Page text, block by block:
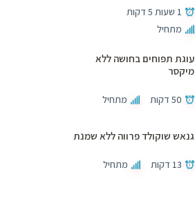
1 שעות 5 דקות
מתחיל
עוגת תפוחים בחושה ללא
מיקסר
50 דקות מתחיל
גנאש שוקולד פרווה ללא שמנת
13 דקות מתחיל